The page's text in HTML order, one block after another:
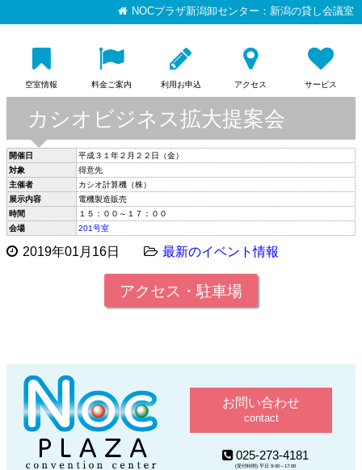
NOCプラザ新潟卸センター：新潟の貸し会議室
空室情報 料金ご案内 利用お申込 アクセス サービス
カシオビジネス拡大提案会
開催日
平成３１年２月２２日（金）
対象
得意先
主催者
カシオ計算機（株）
展示内容
電機製造販売
時間
１５：００～１７：００
会場
201号室
2019年01月16日 最新のイベント情報
アクセス・駐車場
お問い合わせ
contact
025-273-4181
(受付時間) 平日 9:00～17:00